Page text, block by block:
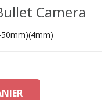
Camera
50mm)(4mm)